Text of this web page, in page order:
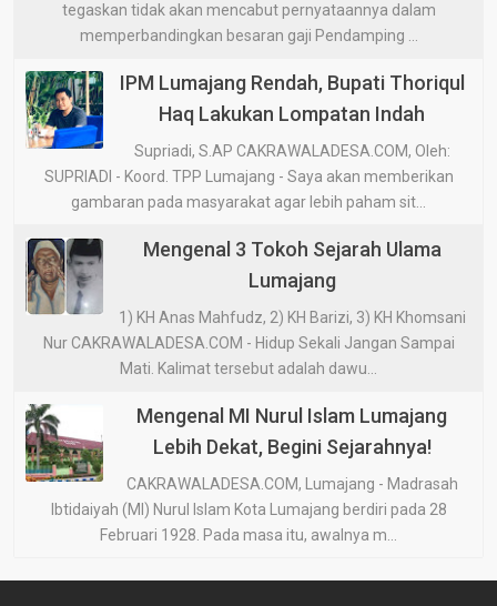
tegaskan tidak akan mencabut pernyataannya dalam
memperbandingkan besaran gaji Pendamping ...
IPM Lumajang Rendah, Bupati Thoriqul
Haq Lakukan Lompatan Indah
Supriadi, S.AP CAKRAWALADESA.COM, Oleh:
SUPRIADI - Koord. TPP Lumajang - Saya akan memberikan
gambaran pada masyarakat agar lebih paham sit...
Mengenal 3 Tokoh Sejarah Ulama
Lumajang
1) KH Anas Mahfudz, 2) KH Barizi, 3) KH Khomsani
Nur CAKRAWALADESA.COM - Hidup Sekali Jangan Sampai
Mati. Kalimat tersebut adalah dawu...
Mengenal MI Nurul Islam Lumajang
Lebih Dekat, Begini Sejarahnya!
CAKRAWALADESA.COM, Lumajang - Madrasah
Ibtidaiyah (MI) Nurul Islam Kota Lumajang berdiri pada 28
Februari 1928. Pada masa itu, awalnya m...